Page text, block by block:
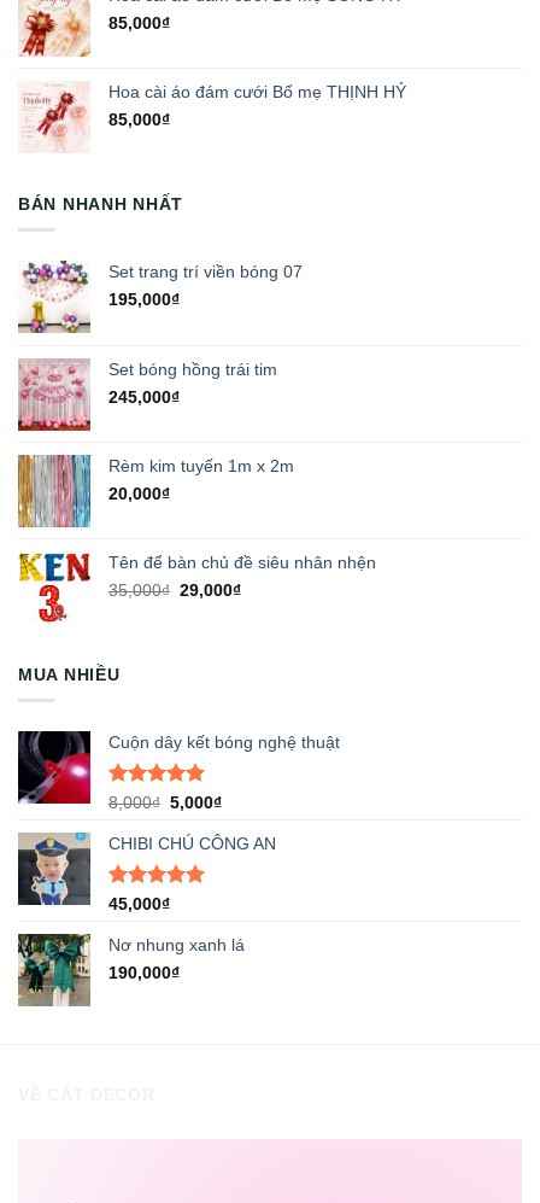
85,000₫
Hoa cài áo đám cưới Bố mẹ THỊNH HỶ
85,000₫
BÁN NHANH NHẤT
Set trang trí viền bóng 07
195,000₫
Set bóng hồng trái tim
245,000₫
Rèm kim tuyến 1m x 2m
20,000₫
Tên để bàn chủ đề siêu nhân nhện
35,000₫ Giá
29,000₫Giá
MUA NHIỀU
Cuộn dây kết bóng nghệ thuật
Được xếp
5 sao
8,000₫ Giá
là:
8,000₫.
5,000₫Giá
tại
CHIBI CHÚ CÔNG AN
Được xếp
5 sao
45,000₫
Nơ nhung xanh lá
190,000₫